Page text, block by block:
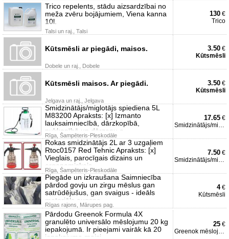
Trico repelents, stādu aizsardzībai no
meža zvēru bojājumiem, Viena kanna
10l.
Talsi un raj., Talsi
130 €
Trico
Kūtsmēsli ar piegādi, maisos.
Dobele un raj., Dobele
3.50 €
Kūtsmēsli
Kūtsmēsli maisos. Ar piegādi.
Jelgava un raj., Jelgava
3.50 €
Kūtsmēsli
Smidzinātājs/miglotājs spiediena 5L
M83200 Apraksts: [x] Izmanto
lauksaimniecībā, dārzkopībā,
puķkopībā un dārzeņu a
Rīga, Šampēteris-Pleskodāle
17.65 €
Smidzinātājs/miglotājs
Rokas smidzinātājs 2L ar 3 uzgaļiem
Rtoc0157 Red Tehnic Apraksts: [x]
Vieglais, parocīgais dizains un
ergonomiskais
Rīga, Šampēteris-Pleskodāle
7.50 €
Smidzinātājs/miglotājs
Piegāde un izkraušana Saimniecība
pārdod govju un zirgu mēslus gan
satrūdējušus, gan svaigus - ideāls
materiāls augsne
Rīgas rajons, Mārupes pag.
4€
Kūtsmēsli
Pārdodu Greenok Formula 4X
granulēto universālo mēslojumu 20 kg
iepakojumā. Ir pieejami vairāk kā 20
iepakojuma maisi.
25 €
Greenok mēslojums